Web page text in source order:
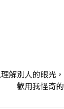
理解別人的眼
歡用我怪奇